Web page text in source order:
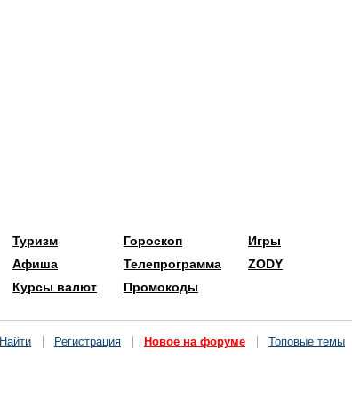
Туризм
Афиша
Курсы валют
Гороскоп
Телепрограмма
Промокоды
Игры
ZODY
Найти Регистрация Новое на форуме Топовые темы